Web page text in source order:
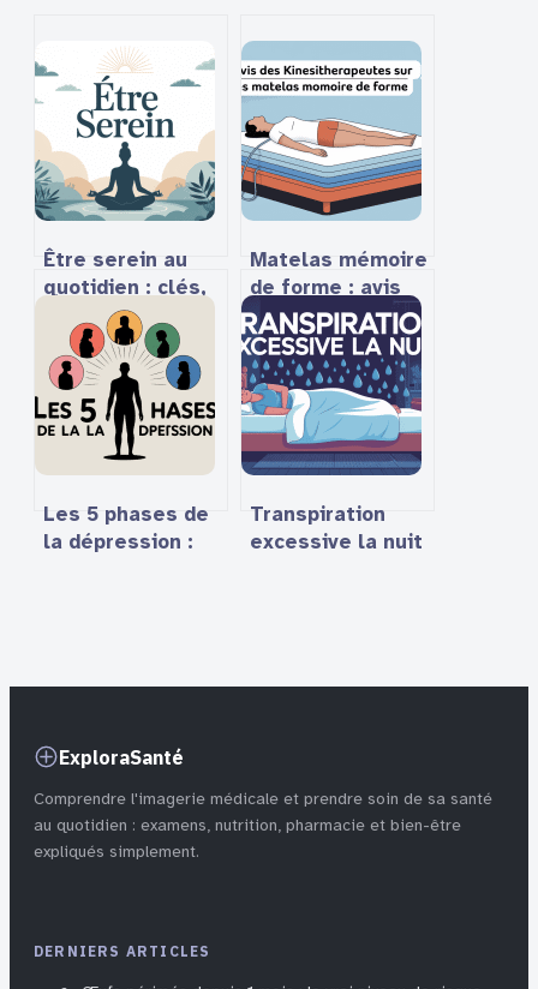
Être serein au
quotidien : clés,
obstacles et
solutions
concrètes
Matelas mémoire
de forme : avis
de
kinésithérapeutes
et
recommandations
concrètes
Les 5 phases de
la dépression :
Transpiration
excessive la nuit
ExploraSanté
Comprendre l'imagerie médicale et prendre soin de sa santé
au quotidien : examens, nutrition, pharmacie et bien-être
expliqués simplement.
DERNIERS ARTICLES